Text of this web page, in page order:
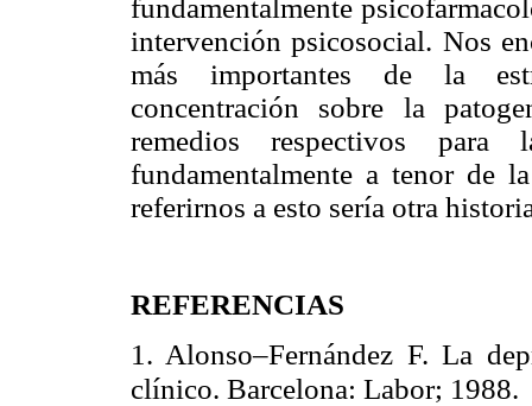
fundamentalmente
intervención psicosocial. Nos
más importantes de la
concentración sobre la
remedios respectivos para
fundamentalmente a tenor de
referirnos a esto sería otra
REFERENCIAS
1. Alonso–Fernández F. La
clínico. Barcelona: Labor; 1988.